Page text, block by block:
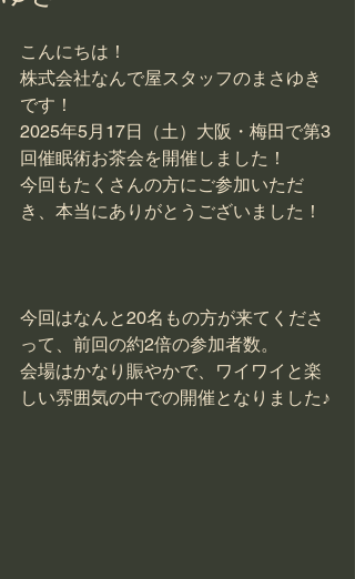
こんにちは！
株式会社なんで屋スタッフのまさゆき
です！
2025年5月17日（土）大阪・梅田で第3
回催眠術お茶会を開催しました！
今回もたくさんの方にご参加いただ
き、本当にありがとうございました！
今回はなんと20名もの方が来てくださ
って、前回の約2倍の参加者数。
会場はかなり賑やかで、ワイワイと楽
しい雰囲気の中での開催となりました♪